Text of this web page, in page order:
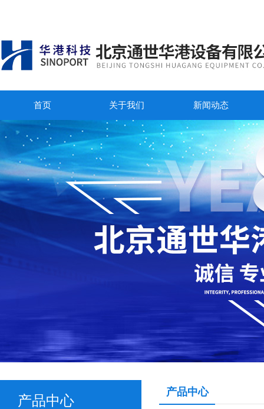
首页 关于我们 新闻动态
产品中心
产品中心